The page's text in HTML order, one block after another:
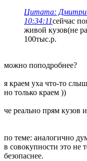
Цитата:
10:34:11сейчас
живой кузов(не
100тыс.р.
можно поподробнее?
я краем уха что-то
но только краем ))
че реально прям кузов
по теме: аналогично
в совокупности это не
безопаснее.